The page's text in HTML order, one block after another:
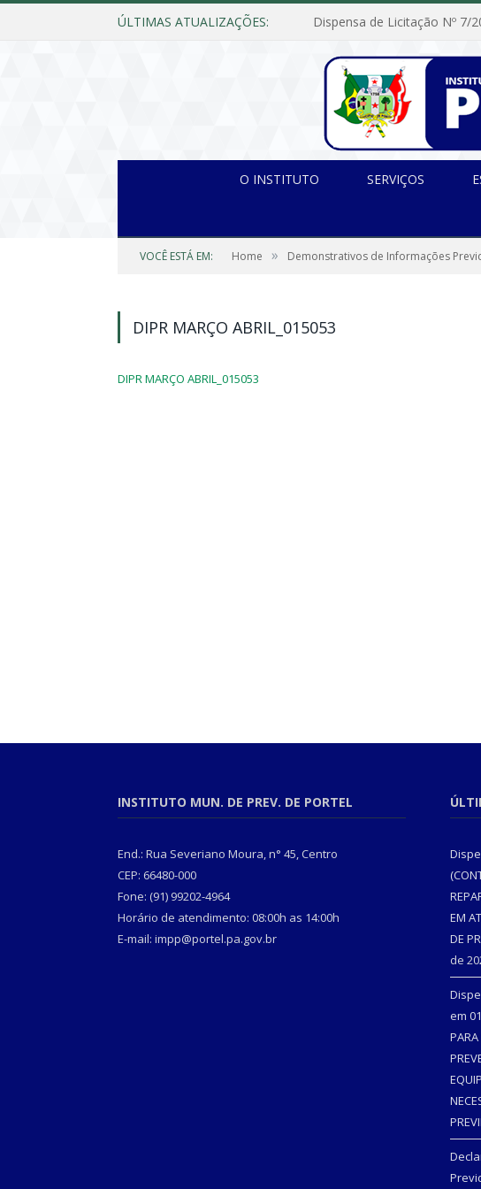
ÚLTIMAS ATUALIZAÇÕES:
O INSTITUTO SERVIÇOS
VOCÊ ESTÁ EM: Home » Demonstrativos de Informações
DIPR MARÇO ABRIL_015053
DIPR MARÇO ABRIL_015053
INSTITUTO MUN. DE PREV. DE PORTEL
End.: Rua Severiano Moura, n° 45, Centro
CEP: 66480-000
Fone: (91) 99202-4964
Horário de atendimento: 08:00h as 14:00h
E-mail: impp@portel.pa.gov.br
EM
DE
de
em